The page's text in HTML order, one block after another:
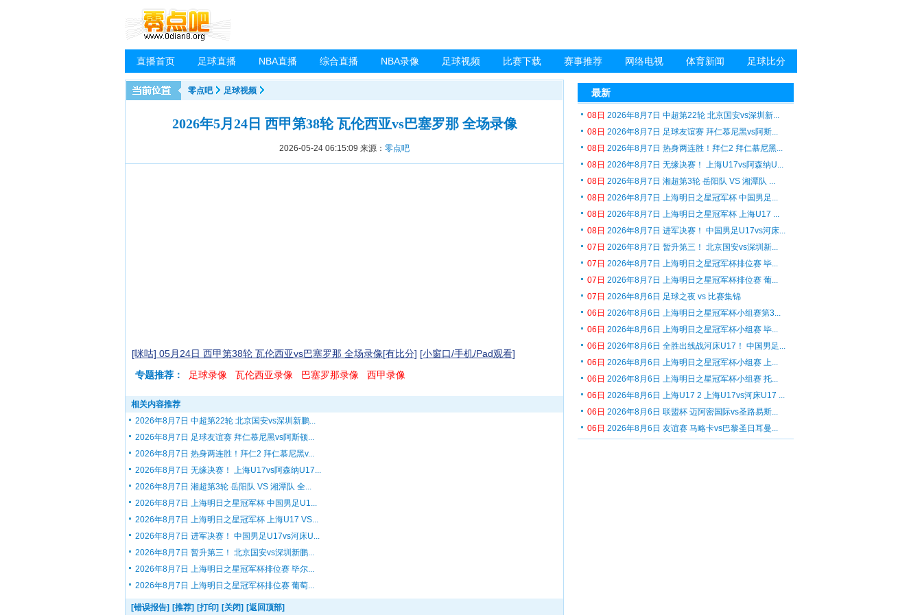
直播首页 足球直播 NBA直播 综合直播 NBA录像 足球视频 比赛下载 赛事推荐 网络电视 体育新闻 足球比分
零点吧 足球视频
2026年5月24日 西甲第38轮 瓦伦西亚vs巴塞罗那 全场录像
2026-05-24 06:15:09 来源： 零点吧
[咪咕] 05月24日 西甲第38轮 瓦伦西亚vs巴塞罗那 全场录像[有比分] [小窗口/手机/Pad观看]
专题推荐：
足球录像 瓦伦西亚录像 巴塞罗那录像 西甲录像
相关内容推荐
2026年8月7日 中超第22轮 北京国安vs深圳新鹏...
2026年8月7日 足球友谊赛 拜仁慕尼黑vs阿斯顿...
2026年8月7日 热身两连胜！拜仁2 拜仁慕尼黑v...
2026年8月7日 无缘决赛！ 上海U17vs阿森纳U17...
2026年8月7日 湘超第3轮 岳阳队 VS 湘潭队 全...
2026年8月7日 上海明日之星冠军杯 中国男足U1...
2026年8月7日 上海明日之星冠军杯 上海U17 VS...
2026年8月7日 进军决赛！ 中国男足U17vs河床U...
2026年8月7日 暂升第三！ 北京国安vs深圳新鹏...
2026年8月7日 上海明日之星冠军杯排位赛 毕尔...
2026年8月7日 上海明日之星冠军杯排位赛 葡萄...
[错误报告] [推荐] [打印] [关闭] [返回顶部]
最新
08日 2026年8月7日 中超第22轮 北京国安vs深圳新...
08日 2026年8月7日 足球友谊赛 拜仁慕尼黑vs阿斯...
08日 2026年8月7日 热身两连胜！拜仁2 拜仁慕尼黑...
08日 2026年8月7日 无缘决赛！ 上海U17vs阿森纳U...
08日 2026年8月7日 湘超第3轮 岳阳队 VS 湘潭队 ...
08日 2026年8月7日 上海明日之星冠军杯 中国男足...
08日 2026年8月7日 上海明日之星冠军杯 上海U17 ...
08日 2026年8月7日 进军决赛！ 中国男足U17vs河床...
07日 2026年8月7日 暂升第三！ 北京国安vs深圳新...
07日 2026年8月7日 上海明日之星冠军杯排位赛 毕...
07日 2026年8月7日 上海明日之星冠军杯排位赛 葡...
07日 2026年8月6日 足球之夜 vs 比赛集锦
06日 2026年8月6日 上海明日之星冠军杯小组赛第3...
06日 2026年8月6日 上海明日之星冠军杯小组赛 毕...
06日 2026年8月6日 全胜出线战河床U17！ 中国男足...
06日 2026年8月6日 上海明日之星冠军杯小组赛 上...
06日 2026年8月6日 上海明日之星冠军杯小组赛 托...
06日 2026年8月6日 上海U17 2 上海U17vs河床U17 ...
06日 2026年8月6日 联盟杯 迈阿密国际vs圣路易斯...
06日 2026年8月6日 友谊赛 马略卡vs巴黎圣日耳曼...